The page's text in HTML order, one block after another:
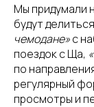
Мы придумали
будут
чемодане»с
поездок с Ща,
по
регулярный
просмотры и